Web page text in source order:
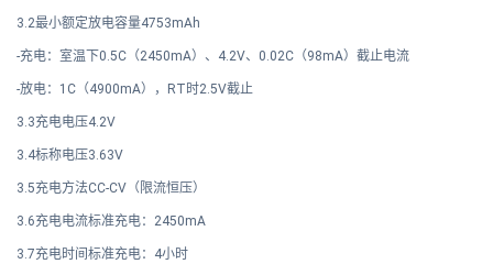
3.2最小额定放电容量4753mAh
-充电：室温下0.5C（2450mA）、4.2V、0.02C（98mA）截止电流
-放电：1C（4900mA），RT时2.5V截止
3.3充电电压4.2V
3.4标称电压3.63V
3.5充电方法CC-CV（限流恒压）
3.6充电电流标准充电：2450mA
3.7充电时间标准充电：4小时